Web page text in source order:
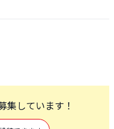
集しています！